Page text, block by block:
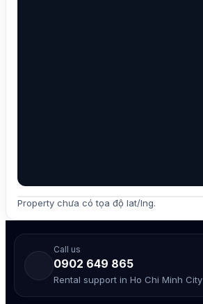
Property chưa có tọa độ lat/lng.
Call us
0902 649 865
Rental support in Ho Chi Minh City